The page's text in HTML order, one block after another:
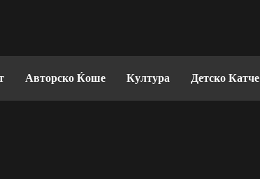
Авторско Ќоше Култура Детско Катче